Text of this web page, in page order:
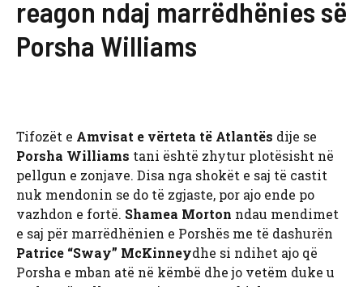
reagon ndaj marrëdhënies së
Porsha Williams
Tifozët e Amvisat e vërteta të Atlantës dije se
Porsha Williams tani është zhytur plotësisht në
pellgun e zonjave. Disa nga shokët e saj të castit
nuk mendonin se do të zgjaste, por ajo ende po
vazhdon e fortë. Shamea Morton ndau mendimet
e saj për marrëdhënien e Porshës me të dashurën
Patrice “Sway” McKinneydhe si ndihet ajo që
Porsha e mban atë në këmbë dhe jo vetëm duke u